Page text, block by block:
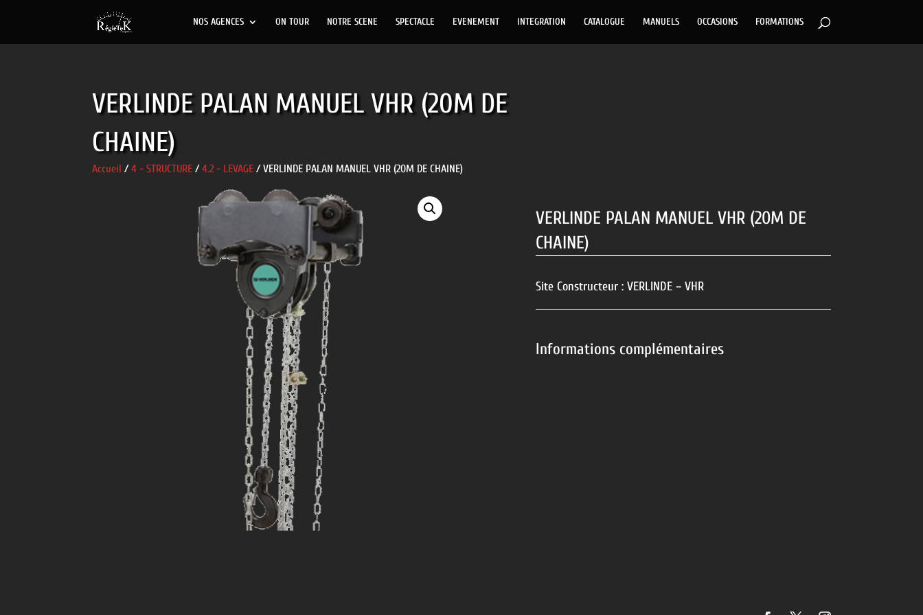
NOS AGENCES ON TOUR NOTRE SCENE SPECTACLE EVENEMENT INTEGRATION CATALOGUE MANUELS OCCASIONS FORMATIONS
VERLINDE PALAN MANUEL VHR (20M DE
CHAINE)
Accueil /4 - STRUCTURE /4.2 - LEVAGE / VERLINDE PALAN MANUEL VHR (20M DE CHAINE)
VERLINDE PALAN MANUEL VHR (20M DE
CHAINE)
Site Constructeur : VERLINDE – VHR
Informations complémentaires